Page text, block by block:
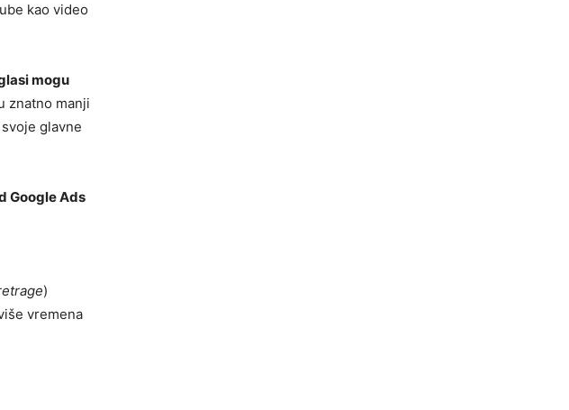
kao video
mogu
znatno manji
glavne
Google Ads
)
vremena